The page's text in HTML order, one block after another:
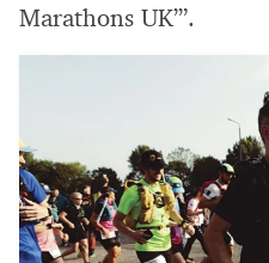
Marathons UK’”.